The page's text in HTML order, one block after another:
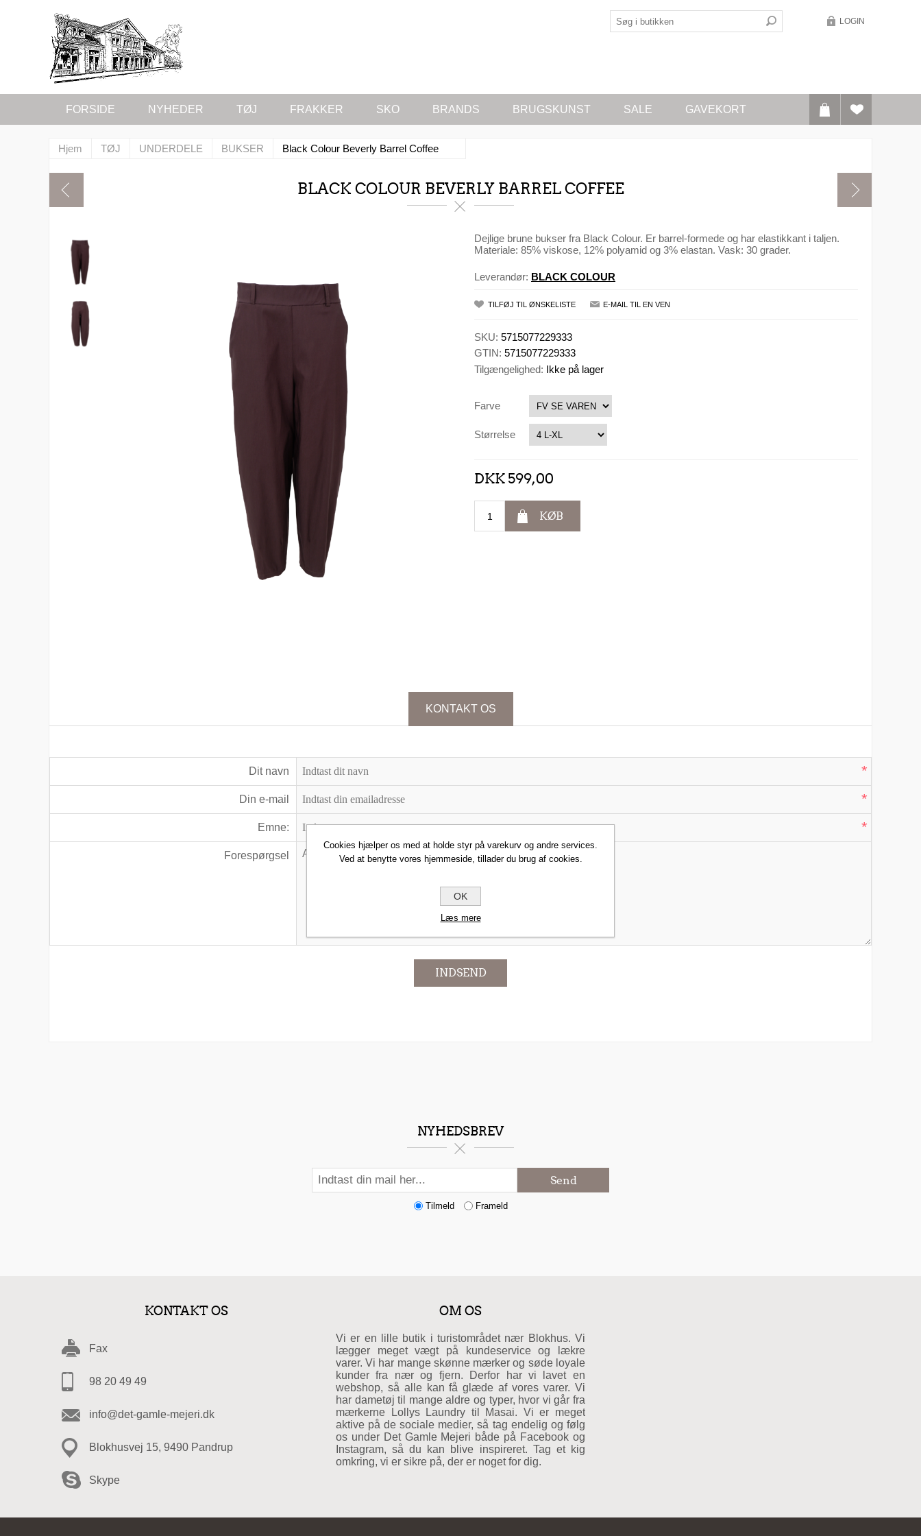
LOGIN
FORSIDE NYHEDER TØJ FRAKKER SKO BRANDS BRUGSKUNST SALE GAVEKORT
Hjem TØJ UNDERDELE BUKSER Black Colour Beverly Barrel Coffee
BLACK COLOUR BEVERLY BARREL COFFEE
Dejlige brune bukser fra Black Colour. Er barrel-formede og har elastikkant i taljen.
Materiale: 85% viskose, 12% polyamid og 3% elastan. Vask: 30 grader.
Leverandør: BLACK COLOUR
TILFØJ TIL ØNSKELISTE E-MAIL TIL EN VEN
SKU: 5715077229333
GTIN: 5715077229333
Tilgængelighed: Ikke på lager
Farve
Størrelse
DKK 599,00
KØB
KONTAKT OS
Dit navn *
Din e-mail *
Emne: *
Forespørgsel
INDSEND
NYHEDSBREV
Send
Tilmeld Frameld
KONTAKT OS
Fax
98 20 49 49
info@det-gamle-mejeri.dk
Blokhusvej 15, 9490 Pandrup
Skype
OM OS
Vi er en lille butik i turistområdet nær Blokhus. Vi
lægger meget vægt på kundeservice og lækre
varer. Vi har mange skønne mærker og søde loyale
kunder fra nær og fjern. Derfor har vi lavet en
webshop, så alle kan få glæde af vores varer. Vi
har dametøj til mange aldre og typer, hvor vi går fra
mærkerne Lollys Laundry til Masai. Vi er meget
aktive på de sociale medier, så tag endelig og følg
os under Det Gamle Mejeri både på Facebook og
Instagram, så du kan blive inspireret. Tag et kig
omkring, vi er sikre på, der er noget for dig.
Cookies hjælper os med at holde styr på varekurv og andre services.
Ved at benytte vores hjemmeside, tillader du brug af cookies.
OK
Læs mere